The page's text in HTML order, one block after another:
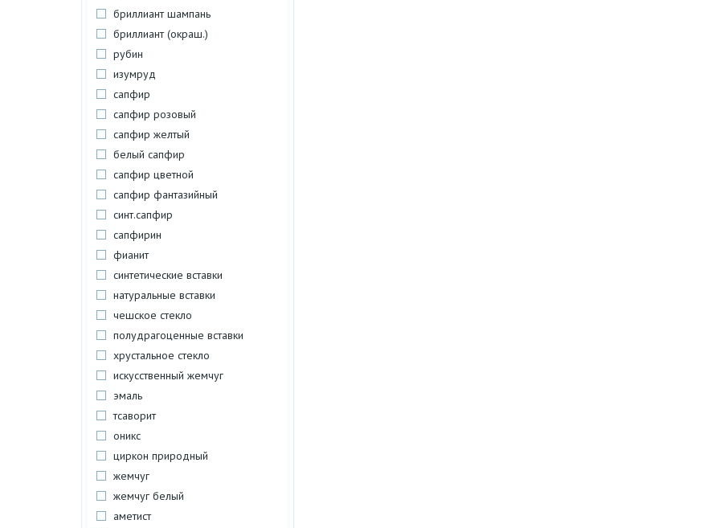
бриллиант шампань
бриллиант (окраш.)
рубин
изумруд
сапфир
сапфир розовый
сапфир желтый
белый сапфир
сапфир цветной
сапфир фантазийный
синт.сапфир
сапфирин
фианит
синтетические вставки
натуральные вставки
чешское стекло
полудрагоценные вставки
хрустальное стекло
искусственный жемчуг
эмаль
тсаворит
оникс
циркон природный
жемчуг
жемчуг белый
аметист